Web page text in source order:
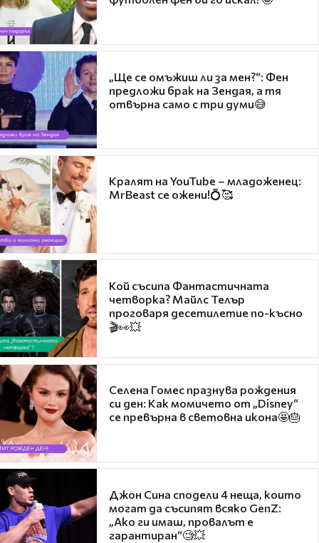
„Ще се омъжиш ли за мен?“: Фен
предложи брак на Зендая, а тя
отвърна само с три думи😅
Кралят на YouTube – младоженец:
MrBeast се ожени!💍🥰
Кой съсипа Фантастичната
четворка? Майлс Телър
проговаря десетилетие по-късно
🎬👀💥
Селена Гомес празнува рождения
си ден: Как момичето от „Disney“
се превърна в световна икона🤩🎂
Джон Сина сподели 4 неща, които
могат да съсипят всяко GenZ:
„Ако ги имаш, провалът е
гарантиран“🧐💥